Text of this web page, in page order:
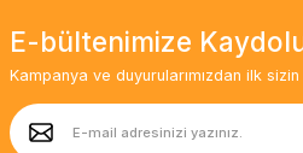
E-bültenimize
Kampanya ve duyurularımızdan ilk